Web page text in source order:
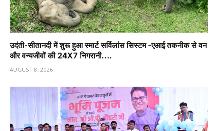
उदंती-सीतानदी में शुरू हुआ स्मार्ट सर्विलांस सिस्टम -एआई तकनीक से वन
और वन्यजीवों की 24X7 निगरानी….
AUGUST 8, 2026